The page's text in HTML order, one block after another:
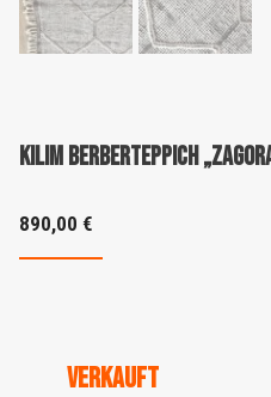
Kilim Berberteppich
890,00 €
VERKAUFT